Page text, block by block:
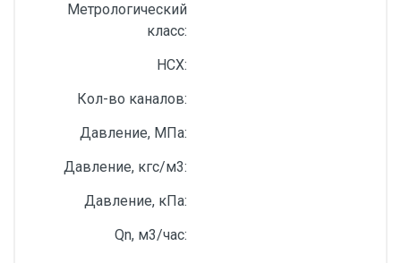
Метрологический
класс:
НСХ:
Кол-во каналов:
Давление, МПа:
Давление, кгс/м3:
Давление, кПа:
Qn, м3/час: